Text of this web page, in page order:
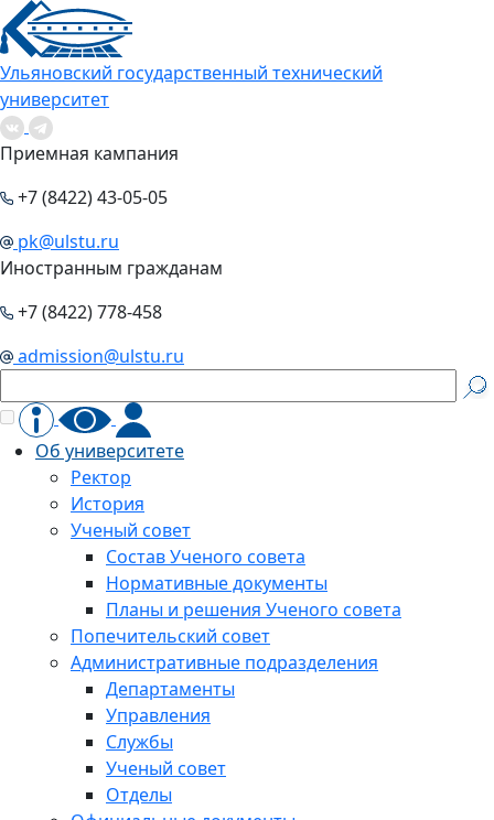
Ульяновский государственный технический
университет
Приемная кампания
+7 (8422) 43-05-05
pk@ulstu.ru
Иностранным гражданам
+7 (8422) 778-458
admission@ulstu.ru
Об университете
Ректор
История
Ученый совет
Состав Ученого совета
Нормативные документы
Планы и решения Ученого совета
Попечительский совет
Административные подразделения
Департаменты
Управления
Службы
Ученый совет
Отделы